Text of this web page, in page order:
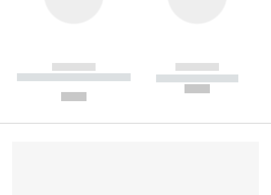
------------
----------- ----------- --------
------------
----------- -----------